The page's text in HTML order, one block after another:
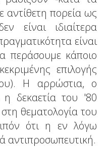
αντίθετη πορεία ως
είναι ιδιαίτερα
είναι
περάσουμε κάποιο
επιλογής
Η αρρώστια, ο
δεκαετία του '80
θεματολογία του
ότι η εν λόγω
αντιπροσωπευτική.